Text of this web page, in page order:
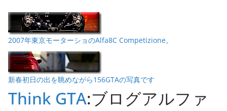
2007年東京モーターショのAlfa8C Competizione。
新春初日の出を眺めながら156GTAの写真です
Think GTA:ブログアルファ